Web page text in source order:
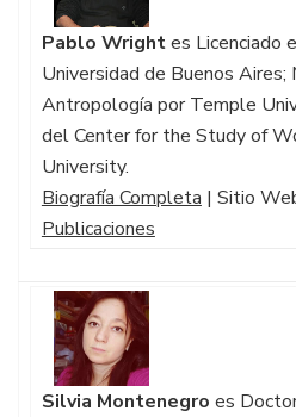
Pablo Wrightes Licenciado
Universidad de Buenos Aires;
Antropología por Temple
del Center for the Study of
University.
Biografía Completa | Sitio
Publicaciones
Silvia Montenegro es